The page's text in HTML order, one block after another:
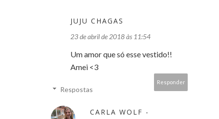
JUJU CHAGAS
23 de abril de 2018 às 11:54
Um amor que só esse vestido!!
Amei <3
Responder
Respostas
CARLA WOLF -